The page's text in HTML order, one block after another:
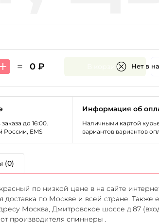
= 0 ₽ Нет в
В корзину
до 16:00.
России, EMS
Информация об
Наличными картой
вариантов вариантов
(0)
по низкой цене в на сайте
доставка по Москве и всей стране. Также
Москва, Дмитровское шоссе д.87
производителя спиннеры .